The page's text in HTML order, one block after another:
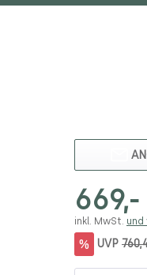
inkl. MwSt.
% UVP